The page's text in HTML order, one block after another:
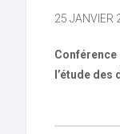
25 JANVIER
Conférence
l’étude des